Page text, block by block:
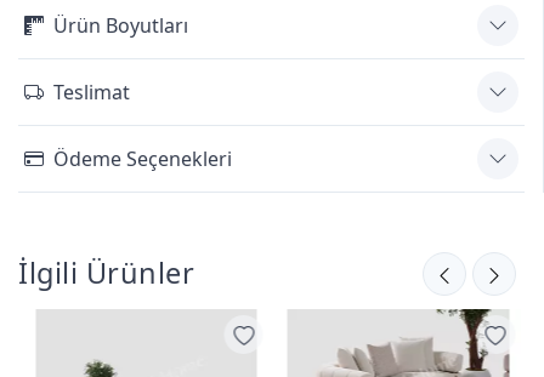
Ürün Boyutları
Teslimat
Ödeme Seçenekleri
İlgili Ürünler